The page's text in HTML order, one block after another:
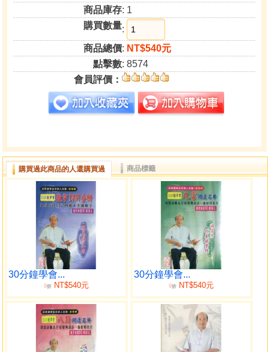
商品庫存: 1
購買數量:
商品總價: NT$540元
點擊數: 8574
會員評價：
購買過此商品的人還購買過 商品標籤
30分鐘學會...
9折NT$540元
30分鐘學會...
9折 NT$540元